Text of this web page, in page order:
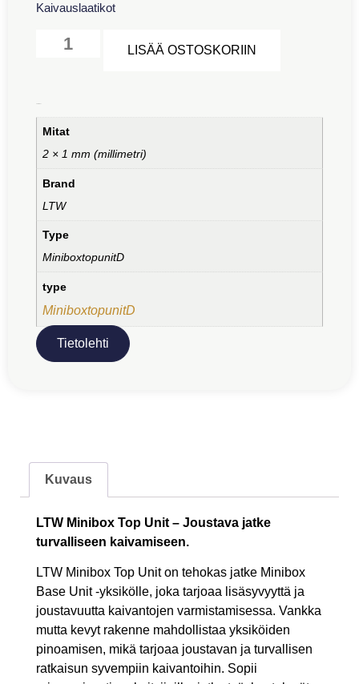
Kaivauslaatikot
LISÄÄ OSTOSKORIIN
Mitat
2 × 1 mm (millimetri)
Brand
LTW
Type
MiniboxtopunitD
type
MiniboxtopunitD
Tietolehti
Kuvaus
LTW Minibox Top Unit – Joustava jatke
turvalliseen kaivamiseen.
LTW Minibox Top Unit on tehokas jatke Minibox
Base Unit -yksikölle, joka tarjoaa lisäsyvyyttä ja
joustavuutta kaivantojen varmistamisessa. Vankka
mutta kevyt rakenne mahdollistaa yksiköiden
pinoamisen, mikä tarjoaa joustavan ja turvallisen
ratkaisun syvempiin kaivantoihin. Sopii